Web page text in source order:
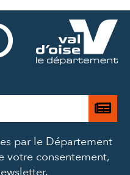
MAIL
Je
à
par le Département
votre consentement,